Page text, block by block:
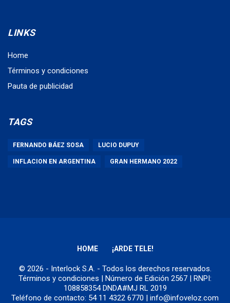
LINKS
Home
Términos y condiciones
Pauta de publicidad
TAGS
FERNANDO BÁEZ SOSA LUCIO DUPUY
INFLACION EN ARGENTINA GRAN HERMANO 2022
HOME ¡ARDE TELE!
© 2026 - Interlock S.A. - Todos los derechos reservados.
Términos y condiciones | Número de Edición 2567 | RNPI:
108858354 DNDA#MJ RL 2019
Teléfono de contacto: 54 11 4322 6770 | info@infoveloz.com